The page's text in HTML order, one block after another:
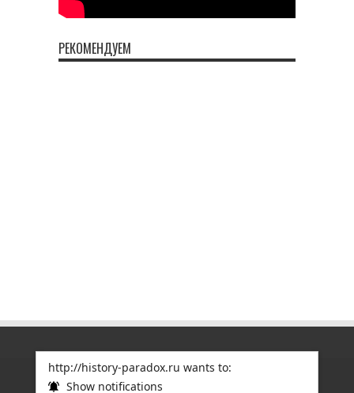
http://history-paradox.ru wants to:
Show notifications
РЕКОМЕНДУЕМ